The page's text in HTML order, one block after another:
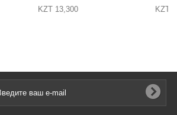
KZT 13,300 KZT